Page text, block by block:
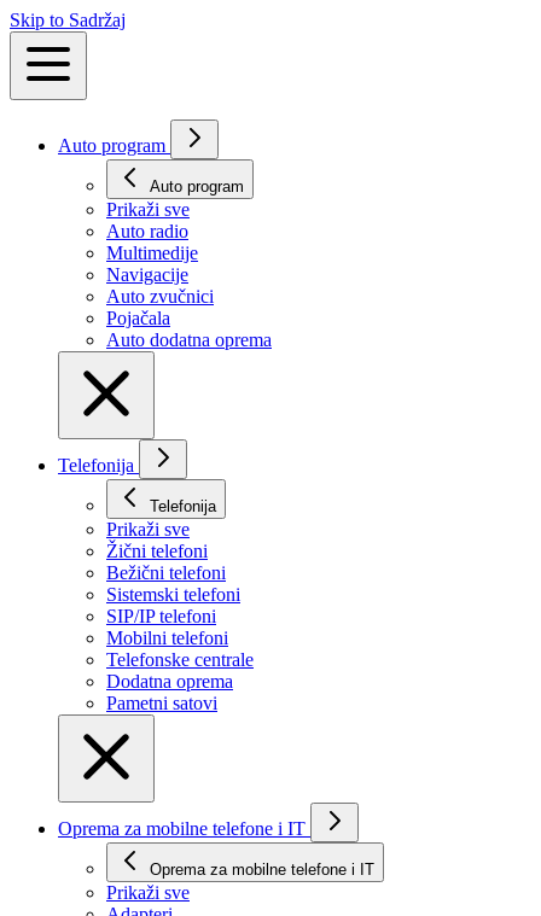
Skip to Sadržaj
Auto program
Auto program
Prikaži svе
Auto radio
Multimedije
Navigacije
Auto zvučnici
Pojačala
Auto dodatna oprema
Telefonija
Telefonija
Prikaži svе
Žični telefoni
Bežični telefoni
Sistemski telefoni
SIP/IP telefoni
Mobilni telefoni
Telefonske centrale
Dodatna oprema
Pametni satovi
Oprema za mobilne telefone i IT
Oprema za mobilne telefone i IT
Prikaži svе